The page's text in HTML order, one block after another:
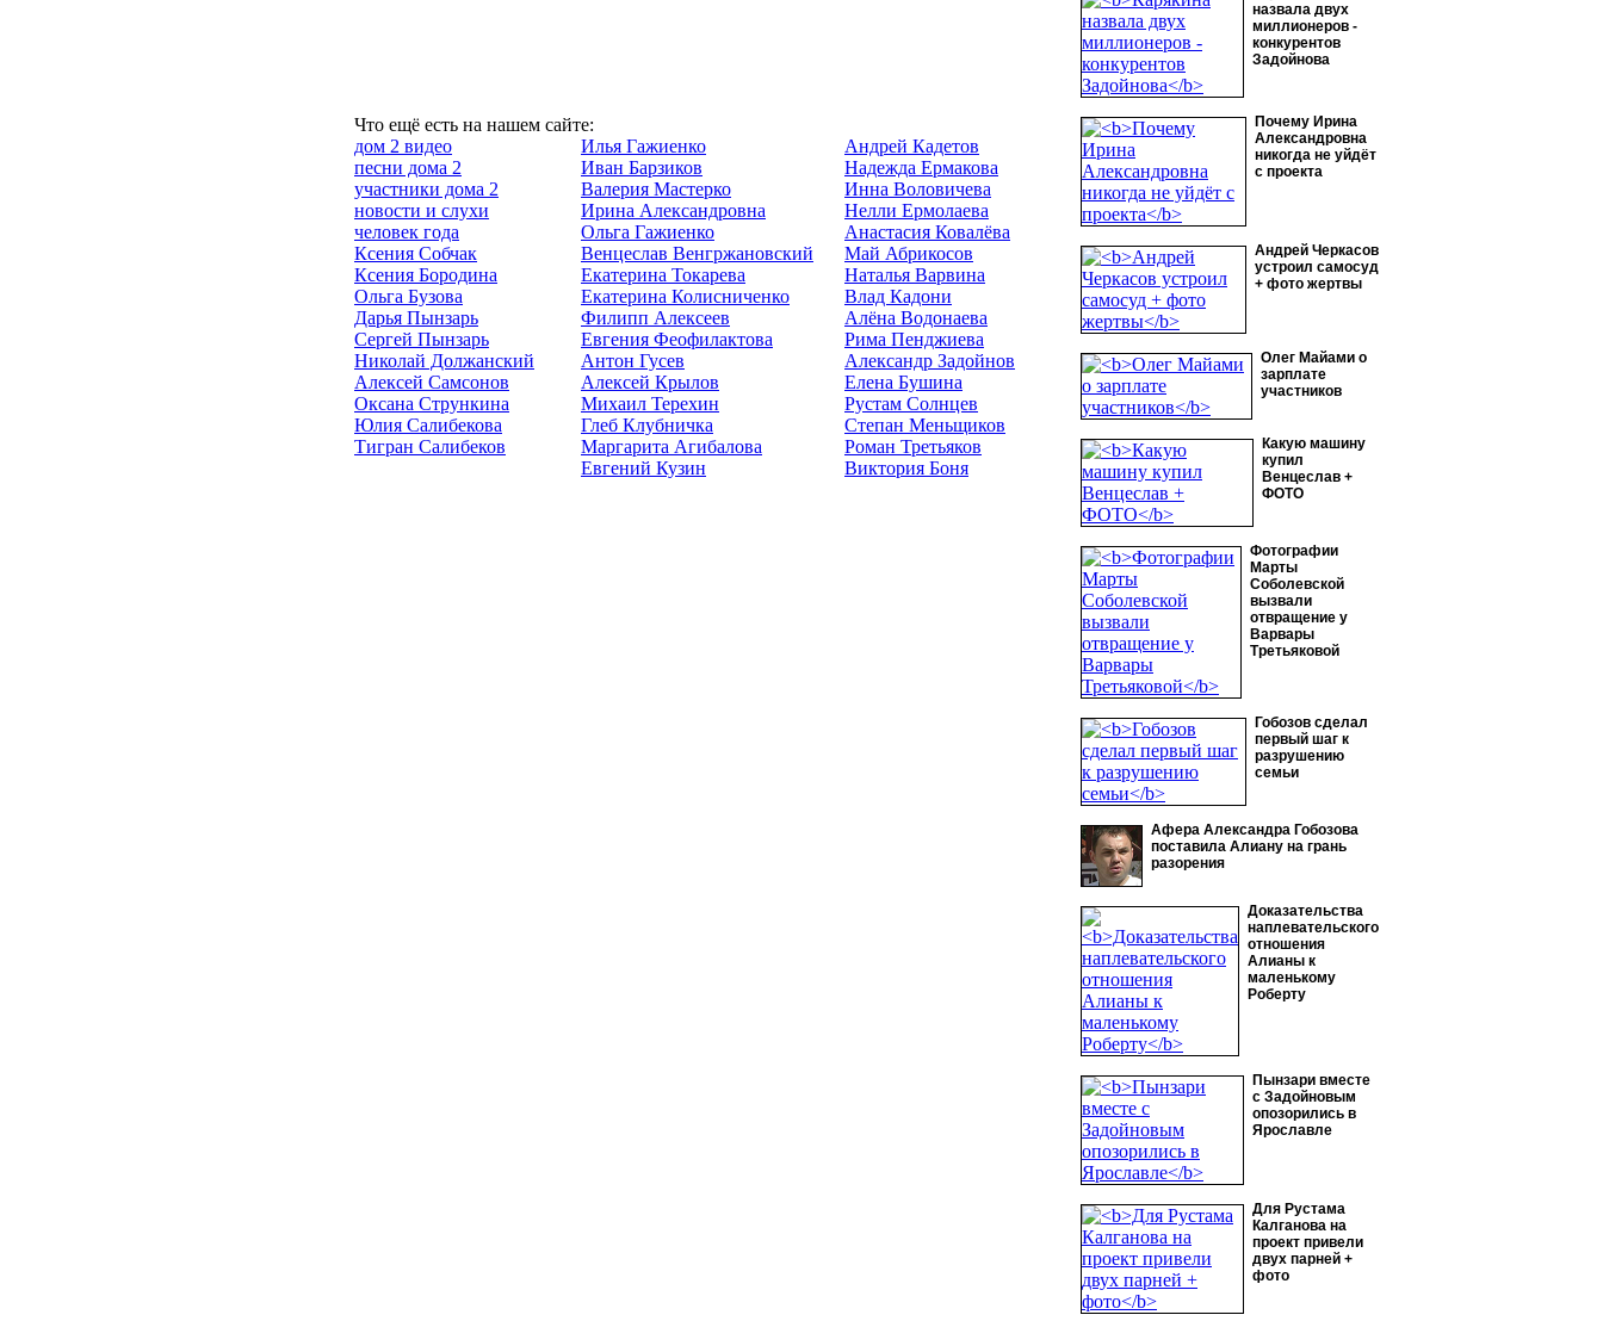
назвала двух
миллионеров -
конкурентов
Задойнова
Почему Ирина
Александровна
никогда не уйдёт
с проекта
Андрей Черкасов
устроил самосуд
+ фото жертвы
Олег Майами о
зарплате
участников
Какую машину
купил
Венцеслав +
ФОТО
Фотографии
Марты
Соболевской
вызвали
отвращение у
Варвары
Третьяковой
Гобозов сделал
первый шаг к
разрушению
семьи
Афера Александра Гобозова
поставила Алиану на грань
разорения
Доказательства
наплевательского
отношения
Алианы к
маленькому
Роберту
Пынзари вместе
с Задойновым
опозорились в
Ярославле
Для Рустама
Калганова на
проект привели
двух парней +
фото
Что ещё есть на нашем сайте:
дом 2 видео
песни дома 2
участники дома 2
новости и слухи
человек года
Ксения Собчак
Ксения Бородина
Ольга Бузова
Дарья Пынзарь
Сергей Пынзарь
Николай Должанский
Алексей Самсонов
Оксана Стрункина
Юлия Салибекова
Тигран Салибеков
Илья Гажиенко
Иван Барзиков
Валерия Мастерко
Ирина Александровна
Ольга Гажиенко
Венцеслав Венгржановский
Екатерина Токарева
Екатерина Колисниченко
Филипп Алексеев
Евгения Феофилактова
Антон Гусев
Алексей Крылов
Михаил Терехин
Глеб Клубничка
Маргарита Агибалова
Евгений Кузин
Андрей Кадетов
Надежда Ермакова
Инна Воловичева
Нелли Ермолаева
Анастасия Ковалёва
Май Абрикосов
Наталья Варвина
Влад Кадони
Алёна Водонаева
Рима Пенджиева
Александр Задойнов
Елена Бушина
Рустам Солнцев
Степан Меньщиков
Роман Третьяков
Виктория Боня